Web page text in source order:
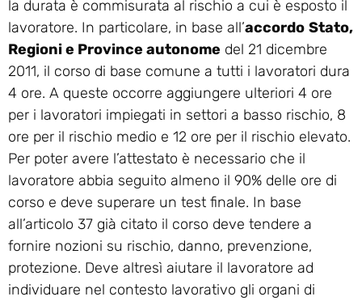
la durata è commisurata al rischio a cui è esposto il
lavoratore. In particolare, in base all’accordo Stato,
Regioni e Province autonome del 21 dicembre
2011, il corso di base comune a tutti i lavoratori dura
4 ore. A queste occorre aggiungere ulteriori 4 ore
per i lavoratori impiegati in settori a basso rischio, 8
ore per il rischio medio e 12 ore per il rischio elevato.
Per poter avere l’attestato è necessario che il
lavoratore abbia seguito almeno il 90% delle ore di
corso e deve superare un test finale. In base
all’articolo 37 già citato il corso deve tendere a
fornire nozioni su rischio, danno, prevenzione,
protezione. Deve altresì aiutare il lavoratore ad
individuare nel contesto lavorativo gli organi di